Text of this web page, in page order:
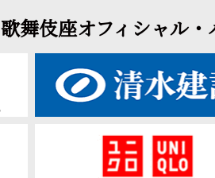
歌舞伎座オフィシャル